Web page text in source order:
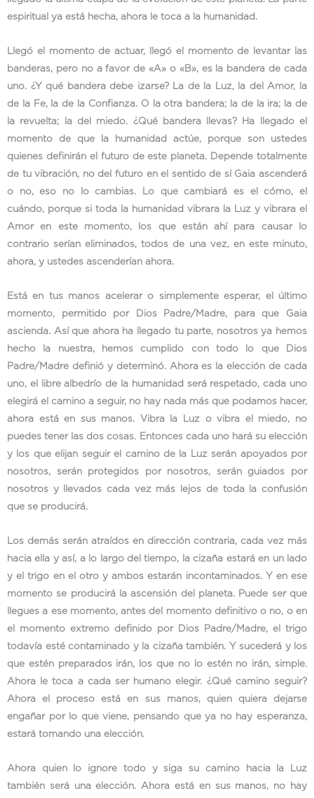
espiritual ya está hecha, ahora le toca a la humanidad.
Llegó el momento de actuar, llegó el momento de levantar las
banderas, pero no a favor de «A» o «B», es la bandera de cada
uno. ¿Y qué bandera debe izarse? La de la Luz, la del Amor, la
de la Fe, la de la Confianza. O la otra bandera; la de la ira; la de
la revuelta; la del miedo. ¿Qué bandera llevas? Ha llegado el
momento de que la humanidad actúe, porque son ustedes
quienes definirán el futuro de este planeta. Depende totalmente
de tu vibración, no del futuro en el sentido de sí Gaia ascenderá
o no, eso no lo cambias. Lo que cambiará es el cómo, el
cuándo, porque si toda la humanidad vibrara la Luz y vibrara el
Amor en este momento, los que están ahí para causar lo
contrario serían eliminados, todos de una vez, en este minuto,
ahora, y ustedes ascenderían ahora.
Está en tus manos acelerar o simplemente esperar, el último
momento, permitido por Dios Padre/Madre, para que Gaia
ascienda. Así que ahora ha llegado tu parte, nosotros ya hemos
hecho la nuestra, hemos cumplido con todo lo que Dios
Padre/Madre definió y determinó. Ahora es la elección de cada
uno, el libre albedrío de la humanidad será respetado, cada uno
elegirá el camino a seguir, no hay nada más que podamos hacer,
ahora está en sus manos. Vibra la Luz o vibra el miedo, no
puedes tener las dos cosas. Entonces cada uno hará su elección
y los que elijan seguir el camino de la Luz serán apoyados por
nosotros, serán protegidos por nosotros, serán guiados por
nosotros y llevados cada vez más lejos de toda la confusión
que se producirá.
Los demás serán atraídos en dirección contraria, cada vez más
hacia ella y así, a lo largo del tiempo, la cizaña estará en un lado
y el trigo en el otro y ambos estarán incontaminados. Y en ese
momento se producirá la ascensión del planeta. Puede ser que
llegues a ese momento, antes del momento definitivo o no, o en
el momento extremo definido por Dios Padre/Madre, el trigo
todavía esté contaminado y la cizaña también. Y sucederá y los
que estén preparados irán, los que no lo estén no irán, simple.
Ahora le toca a cada ser humano elegir. ¿Qué camino seguir?
Ahora el proceso está en sus manos, quien quiera dejarse
engañar por lo que viene, pensando que ya no hay esperanza,
estará tomando una elección.
Ahora quien lo ignore todo y siga su camino hacia la Luz
también será una elección. Ahora está en sus manos, no hay